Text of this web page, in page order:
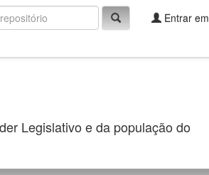
Entrar
Legislativo e da população do